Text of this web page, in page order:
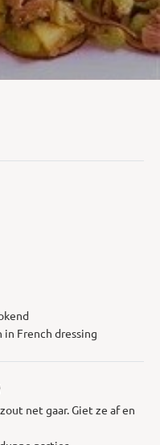
in French dressing
net gaar. Giet ze af en